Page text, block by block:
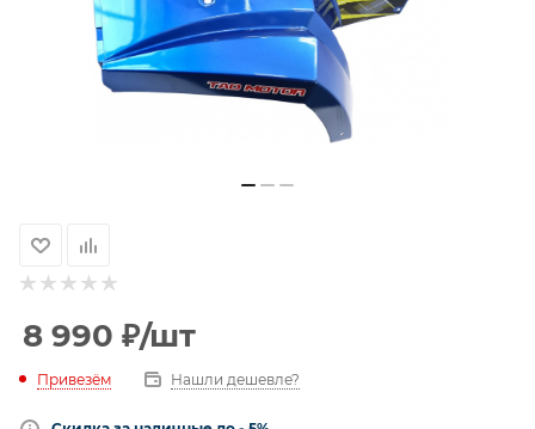
8 990 ₽/шт
Привезём Нашли дешевле?